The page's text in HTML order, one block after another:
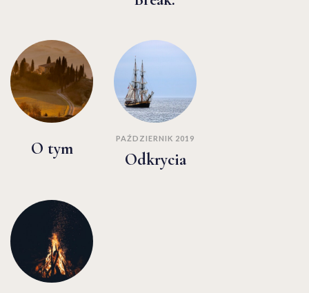
O tym
PAŹDZIERNIK 2019
Odkrycia